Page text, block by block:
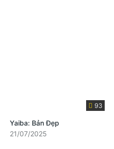
93
Yaiba: Bản Đẹp
21/07/2025